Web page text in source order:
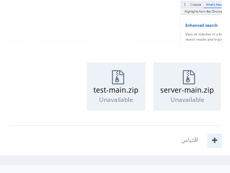
server-main.zip
Unavailable
test-main.zip
Unavailable
اقتباس